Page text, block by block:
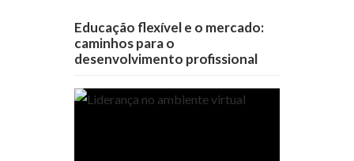
Educação flexível e o mercado:
caminhos para o
desenvolvimento profissional